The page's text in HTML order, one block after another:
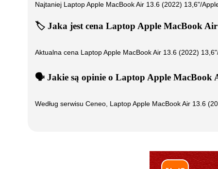
Najtaniej Laptop Apple MacBook Air 13.6 (2022) 13,6"/
🏷️ Jaka jest cena Laptop Apple MacBook
Aktualna cena Laptop Apple MacBook Air 13.6 (2022)
🗣️ ️ Jakie są opinie o Laptop Apple MacBook
Według serwisu Ceneo, Laptop Apple MacBook Air 13.6